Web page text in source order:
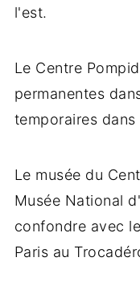
l'est.
Le Centre
permanentes
temporaires dans
Le musée du
Musée National
confondre avec
Paris au